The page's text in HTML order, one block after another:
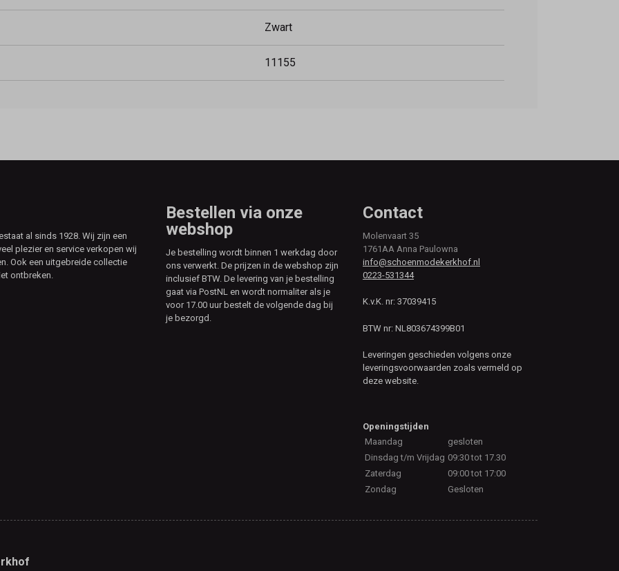
Zwart
11155
al sinds 1928. Wij zijn een
plezier en service verkopen wij
Ook een uitgebreide collectie
ontbreken.
Bestellen via onze
webshop
Je bestelling wordt binnen 1 werkdag door
ons verwerkt. De prijzen in de webshop zijn
inclusief BTW. De levering van je bestelling
gaat via PostNL en wordt normaliter als je
voor 17.00 uur bestelt de volgende dag bij
je bezorgd.
Contact
Molenvaart 35
1761AA Anna Paulowna
info@schoenmodekerkhof.nl
0223-531344
K.v.K. nr: 37039415
BTW nr: NL803674399B01
Leveringen geschieden volgens onze
leveringsvoorwaarden zoals vermeld op
deze website.
Openingstijden
Maandag
gesloten
Dinsdag t/m Vrijdag 09:30 tot 17.30
Zaterdag
09:00 tot 17:00
Zondag
Gesloten